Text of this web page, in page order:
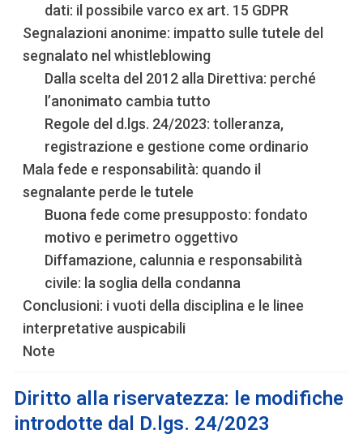
dati: il possibile varco ex art. 15 GDPR
Segnalazioni anonime: impatto sulle tutele del
segnalato nel whistleblowing
Dalla scelta del 2012 alla Direttiva: perché
l’anonimato cambia tutto
Regole del d.lgs. 24/2023: tolleranza,
registrazione e gestione come ordinario
Mala fede e responsabilità: quando il
segnalante perde le tutele
Buona fede come presupposto: fondato
motivo e perimetro oggettivo
Diffamazione, calunnia e responsabilità
civile: la soglia della condanna
Conclusioni: i vuoti della disciplina e le linee
interpretative auspicabili
Note
Diritto alla riservatezza: le modifiche
introdotte dal D.lgs. 24/2023